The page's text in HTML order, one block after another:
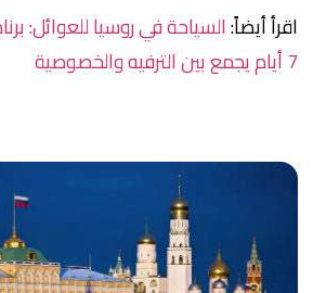
اقرأ أيضاً:السياحة في روسيا للعوائل:
7 أيام يجمع بين الترفيه والخصوصية